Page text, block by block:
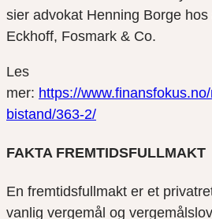
sier advokat Henning Borge
Eckhoff, Fosmark & Co.
Les
mer: https://
bistand/363-2/
FAKTA FREMTIDSFULLMAKT
En fremtidsfullmakt er et
vanlig vergemål og